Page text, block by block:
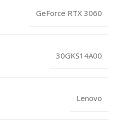
GeForce RTX 3060
30GKS14A00
Lenovo